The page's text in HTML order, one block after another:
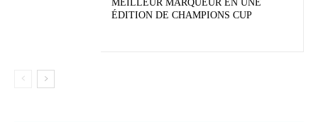
MEILLEUR MARQUEUR EN UNE
ÉDITION DE CHAMPIONS CUP